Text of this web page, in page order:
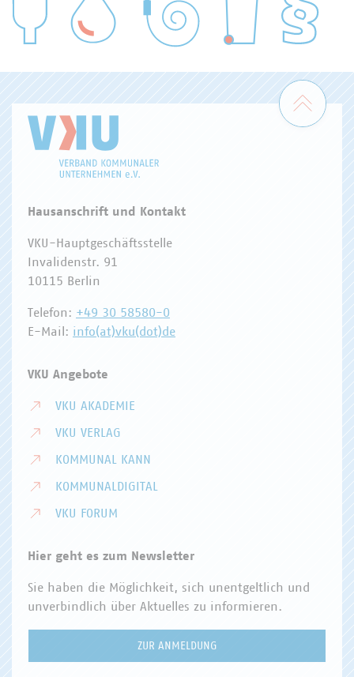
WASSER/ABWASSER
Zum
Hausanschrift und Kontakt
VKU-Hauptgeschäftsstelle
Invalidenstr. 91
10115 Berlin
Telefon: +49 30 58580-0
E-Mail: info(at)vku(dot)de
VKU Angebote
VKU AKADEMIE
VKU VERLAG
KOMMUNAL KANN
KOMMUNALDIGITAL
VKU FORUM
Hier geht es zum Newsletter
Sie haben die Möglichkeit, sich unentgeltlich und
unverbindlich über Aktuelles zu informieren.
ZUR ANMELDUNG